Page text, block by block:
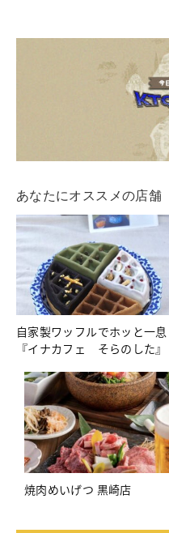
あなたにオススメの店舗
自家製ワッフルでホッと一息
『イナカフェ そらのした』
焼肉めいげつ 黒崎店